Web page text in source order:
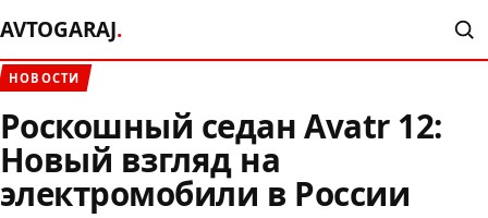
AVTOGARAJ.
НОВОСТИ
Роскошный седан Avatr 12:
Новый взгляд на
электромобили в России